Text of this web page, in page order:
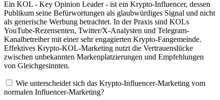
Ein KOL - Key Opinion Leader - ist ein Krypto-Influencer, dessen
Publikum seine Befürwortungen als glaubwürdiges Signal und nicht
als generische Werbung betrachtet. In der Praxis sind KOLs
YouTube-Rezensenten, Twitter/X-Analysten und Telegram-
Kanalbetreiber mit einer sehr engagierten Krypto-Fangemeinde.
Effektives Krypto-KOL-Marketing nutzt die Vertrauenslücke
zwischen unbekannten Markenplatzierungen und Empfehlungen
von Gleichgesinnten.
Wie unterscheidet sich das Krypto-Influencer-Marketing vom
normalen Influencer-Marketing?